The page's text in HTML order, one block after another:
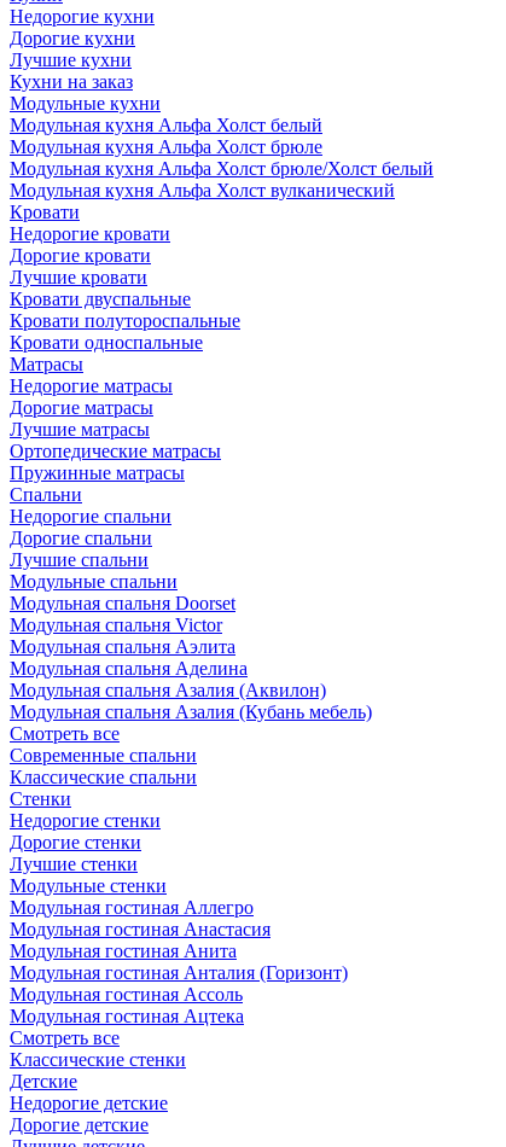
Недорогие кухни
Дорогие кухни
Лучшие кухни
Кухни на заказ
Модульные кухни
Модульная кухня Альфа Холст белый
Модульная кухня Альфа Холст брюле
Модульная кухня Альфа Холст брюле/Холст белый
Модульная кухня Альфа Холст вулканический
Кровати
Недорогие кровати
Дорогие кровати
Лучшие кровати
Кровати двуспальные
Кровати полутороспальные
Кровати односпальные
Матрасы
Недорогие матрасы
Дорогие матрасы
Лучшие матрасы
Ортопедические матрасы
Пружинные матрасы
Cпальни
Недорогие спальни
Дорогие спальни
Лучшие спальни
Модульные спальни
Модульная спальня Doorset
Модульная спальня Victor
Модульная спальня Аэлита
Модульная спальня Аделина
Модульная спальня Азалия (Аквилон)
Модульная спальня Азалия (Кубань мебель)
Смотреть все
Современные спальни
Классические спальни
Стенки
Недорогие стенки
Дорогие стенки
Лучшие стенки
Модульные стенки
Модульная гостиная Аллегро
Модульная гостиная Анастасия
Модульная гостиная Анита
Модульная гостиная Анталия (Горизонт)
Модульная гостиная Ассоль
Модульная гостиная Ацтека
Смотреть все
Классические стенки
Детские
Недорогие детские
Дорогие детские